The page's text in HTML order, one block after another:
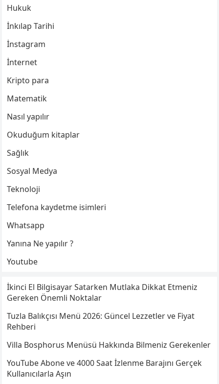
Hukuk
İnkılap Tarihi
İnstagram
İnternet
Kripto para
Matematik
Nasıl yapılır
Okuduğum kitaplar
Sağlık
Sosyal Medya
Teknoloji
Telefona kaydetme isimleri
Whatsapp
Yanına Ne yapılır ?
Youtube
İkinci El Bilgisayar Satarken Mutlaka Dikkat Etmeniz
Gereken Önemli Noktalar
Tuzla Balıkçısı Menü 2026: Güncel Lezzetler ve Fiyat
Rehberi
Villa Bosphorus Menüsü Hakkında Bilmeniz Gerekenler
YouTube Abone ve 4000 Saat İzlenme Barajını Gerçek
Kullanıcılarla Aşın